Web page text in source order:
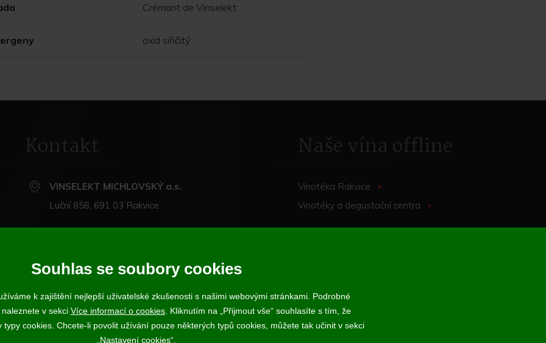
Crémant de Vinselekt
oxid siřičitý
Kontakt
VINSELEKT MICHLOVSKÝ a.s.
Luční 858, 691 03 Rakvice
michlovsky@michlovsky.com
Naše vína offline
Vinotéka Rakvice
Vinotéky a degustační centra
účtenku. Zároveň je povinen zaevidovat přijatou tržbu u správce daně online; v případě technického výpadku pak nejpozději do 48 hodin.
Vína a sekty prodáváme výhradně osobám starším 18-ti let.
Souhlas se soubory cookies
k zajištění nejlepší uživatelské zkušenosti s našimi webovými stránkami. Podrobné
v sekci Více informací o cookies . Kliknutím na „Přijmout vše“ souhlasíte s tím, že
typy cookies. Chcete-li povolit užívání pouze některých typů cookies, můžete tak učinit v sekci
„Nastavení cookies“.